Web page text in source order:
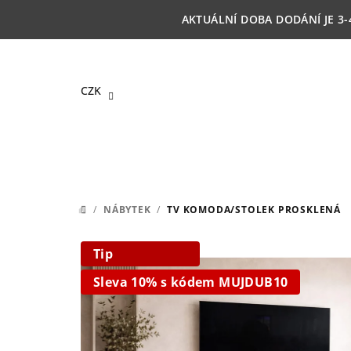
AKTUÁLNÍ DOBA DODÁNÍ JE
CZK
DOMŮ
/ NÁBYTEK / TV KOMODA/STOLEK PROSKLENÁ
Tip
Sleva 10% s kódem MUJDUB10